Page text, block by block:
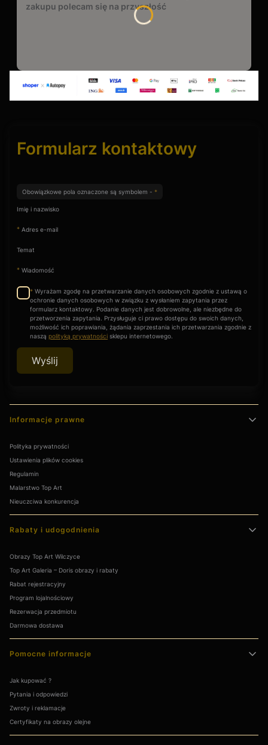
zakupu polecam się na przyszłość
Formularz kontaktowy
Obowiązkowe pola oznaczone są symbolem - *
Imię i nazwisko
* Adres e-mail
Temat
* Wiadomość
* Wyrażam zgodę na przetwarzanie danych osobowych zgodnie z ustawą o
ochronie danych osobowych w związku z wysłaniem zapytania przez
formularz kontaktowy. Podanie danych jest dobrowolne, ale niezbędne do
przetworzenia zapytania. Przysługuje ci prawo dostępu do swoich danych,
możliwość ich poprawiania, żądania zaprzestania ich przetwarzania zgodnie z
naszą polityką prywatności sklepu internetowego.
Wyślij
Linki w stopce
Informacje prawne
Polityka prywatności
Ustawienia plików cookies
Regulamin
Malarstwo Top Art
Nieuczciwa konkurencja
Rabaty i udogodnienia
Obrazy Top Art Wilczyce
Top Art Galeria – Doris obrazy i rabaty
Rabat rejestracyjny
Program lojalnościowy
Rezerwacja przedmiotu
Darmowa dostawa
Pomocne informacje
Jak kupować ?
Pytania i odpowiedzi
Zwroty i reklamacje
Certyfikaty na obrazy olejne